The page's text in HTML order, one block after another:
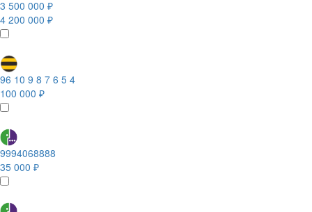
3 500 000 ₽
4 200 000 ₽
96 10 9 8 7 6 5 4
100 000 ₽
9994068888
35 000 ₽